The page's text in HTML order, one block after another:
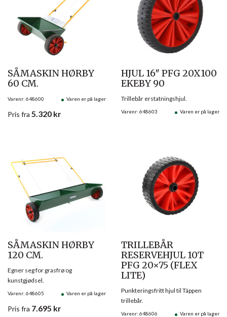
SÅMASKIN HØRBY
60 CM.
Varenr: 648600 Varen er på lager
Pris fra 5.320 kr
HJUL 16″ PFG 20X100
EKEBY 90
Varenr: 648603 Varen er på lager
Trillebår erstatningshjul.
SÅMASKIN HØRBY
120 CM.
Varenr: 648605 Varen er på lager
Egner seg for grasfrø og
kunstgjødsel.
Pris fra 7.695 kr
TRILLEBÅR
RESERVEHJUL 10T
PFG 20×75 (FLEX
LITE)
Varenr: 648606 Varen er på lager
Punkteringsfritt hjul til Täppen
trillebår.